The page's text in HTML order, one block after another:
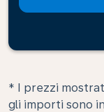
* I prezzi
gli importi sono